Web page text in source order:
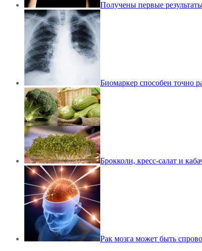
Получены первые
Биомаркер способен точно
Брокколи, кресс-салат и
Рак мозга может быть